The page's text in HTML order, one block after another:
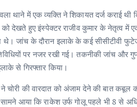
थाने में एक व्यक्ति ने शिकायत दर्ज कराई
को देखते हुए इंस्पेक्टर राजीव कुमार के नेतृत्व में
थे। जांच के दौरान इलाके के कई सीसीटीवी
पर नजर रखी गई। तकनीकी जांच और
से गिरफ्तार किया।
चोरी की वारदात को अंजाम देने की बात
आया कि राकेश उर्फ गोलू पहले भी 8 से